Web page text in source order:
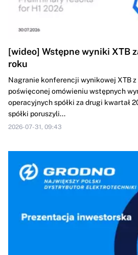
[wideo] Wstępne wyniki XTB
roku
Nagranie konferencji wynikowej XTB z
poświęconej omówieniu wstępnych
operacyjnych spółki za drugi kwartał
spółki poruszyli...
2026-07-31, 09:43